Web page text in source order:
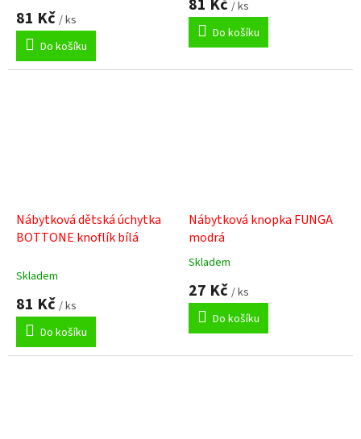
81 Kč / ks
Do košíku
produktu
5,0
5
81 Kč / ks
Do košíku
Nábytková dětská úchytka
BOTTONE knoflík bílá
Skladem
81 Kč / ks
Do košíku
Nábytková knopka FUNGA
modrá
Průměrné
hodnocení
produktu
5,0
5
Skladem
27 Kč / ks
Do košíku